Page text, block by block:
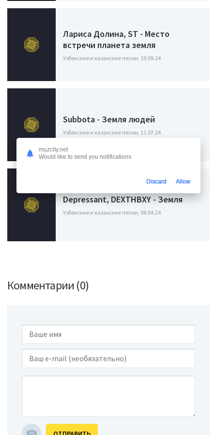
Лариса Долина, ST - Место
встречи планета земля
Узбекские и казахские песни, 10.09.24
Subbota - Земля людей
Узбекские и казахские песни, 11.07.24
Depressant, DEXTHBXY - Земля
Узбекские и казахские песни, 08.04.24
Комментарии (0)
muzcity.net
Would like to send you notifications
Discard Allow